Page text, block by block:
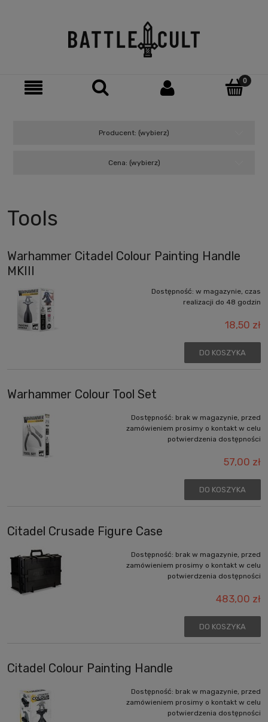
Producent: (wybierz)
Cena: (wybierz)
Tools
Warhammer Citadel Colour Painting Handle
MKIII
Dostępność: w magazynie, czas
realizacji do 48 godzin
18,50 zł
DO KOSZYKA
Warhammer Colour Tool Set
Dostępność: brak w magazynie, przed
zamówieniem prosimy o kontakt w celu
potwierdzenia dostępności
57,00 zł
DO KOSZYKA
Citadel Crusade Figure Case
Dostępność: brak w magazynie, przed
zamówieniem prosimy o kontakt w celu
potwierdzenia dostępności
483,00 zł
DO KOSZYKA
Citadel Colour Painting Handle
Dostępność: brak w magazynie, przed
zamówieniem prosimy o kontakt w celu
potwierdzenia dostępności